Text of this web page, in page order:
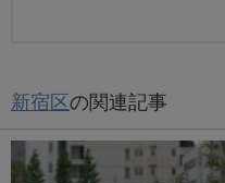
新宿区の関連記事